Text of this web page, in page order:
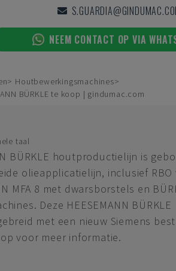
NEEM CONTACT OP VIA
Houtbewerkingsmachines
BÜRKLE te koop | gindumac.com
taal
BÜRKLE houtproductielijn is
olieapplicatielijn, inclusief
MFA 8 met dwarsborstels en
Deze HEESEMANN
met een nieuw Siemens
voor meer informatie.